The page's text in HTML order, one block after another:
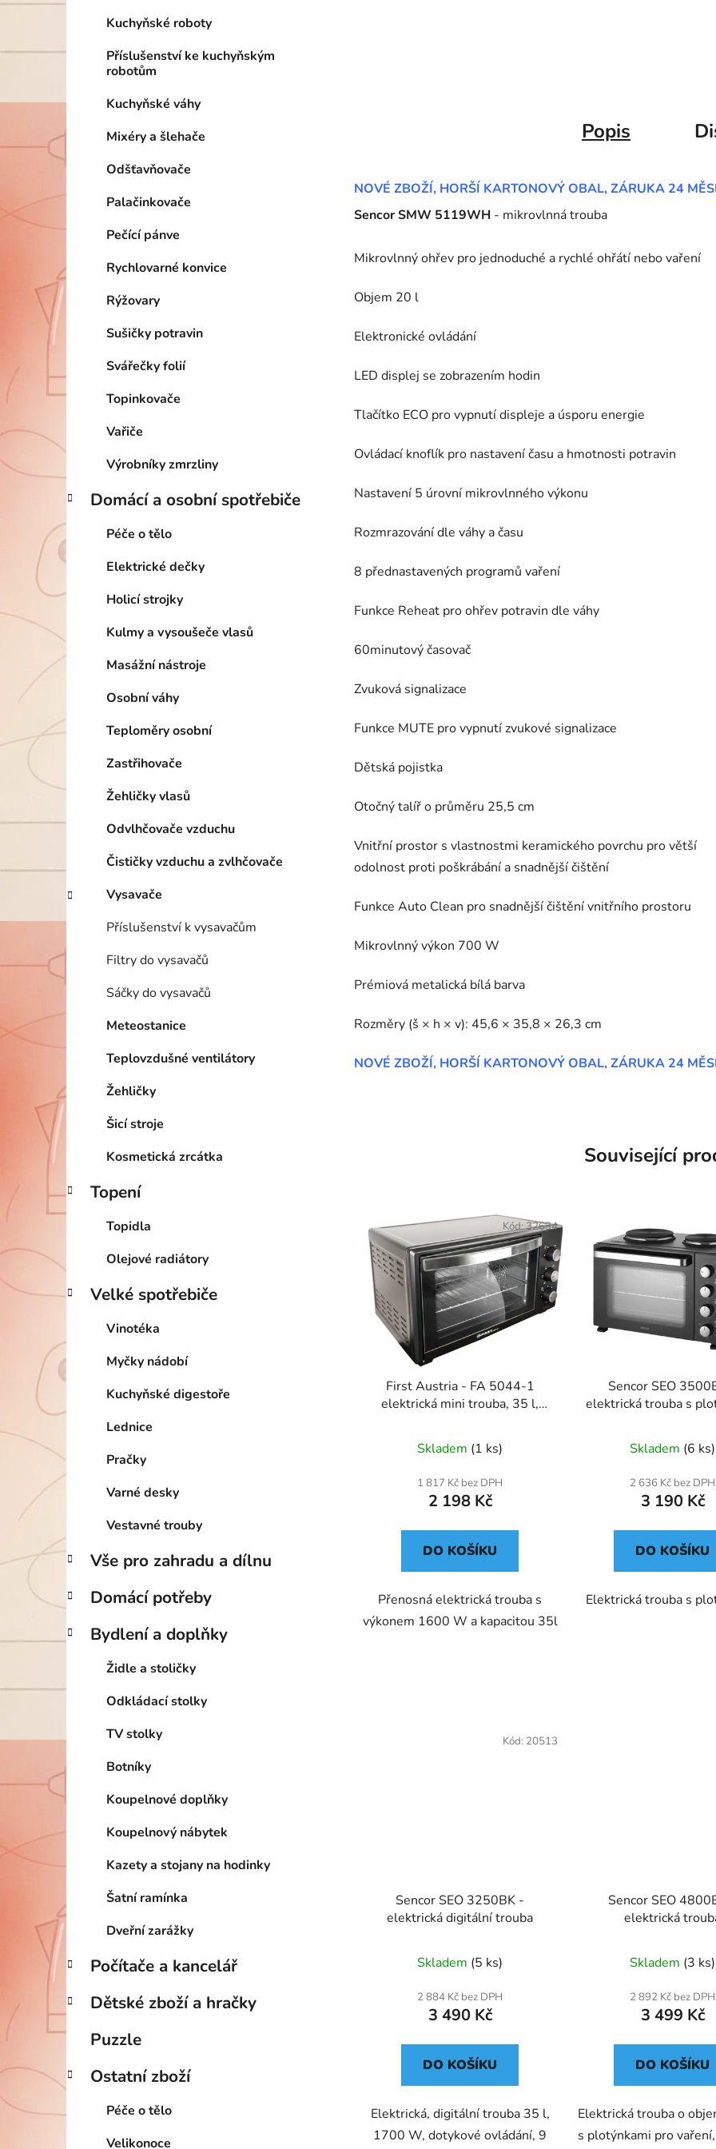
Kuchyňské roboty
Příslušenství ke kuchyňským
robotům
Kuchyňské váhy
Mixéry a šlehače
Odšťavňovače
Palačinkovače
Pečící pánve
Rychlovarné konvice
Rýžovary
Sušičky potravin
Svářečky folií
Topinkovače
Vařiče
Výrobníky zmrzliny
Domácí a osobní spotřebiče
Péče o tělo
Elektrické dečky
Holicí strojky
Kulmy a vysoušeče vlasů
Masážní nástroje
Osobní váhy
Teploměry osobní
Zastřihovače
Žehličky vlasů
Odvlhčovače vzduchu
Čističky vzduchu a zvlhčovače
Vysavače
Příslušenství k vysavačům
Filtry do vysavačů
Sáčky do vysavačů
Meteostanice
Teplovzdušné ventilátory
Žehličky
Šicí stroje
Kosmetická zrcátka
Topení
Topidla
Olejové radiátory
Velké spotřebiče
Vinotéka
Myčky nádobí
Kuchyňské digestoře
Lednice
Pračky
Varné desky
Vestavné trouby
Vše pro zahradu a dílnu
Domácí potřeby
Bydlení a doplňky
Židle a stoličky
Odkládací stolky
TV stolky
Botníky
Koupelnové doplňky
Koupelnový nábytek
Kazety a stojany na hodinky
Šatní ramínka
Dveřní zarážky
Počítače a kancelář
Dětské zboží a hračky
Puzzle
Ostatní zboží
Péče o tělo
Velikonoce
Popis
NOVÉ ZBOŽÍ, HORŠÍ KARTONOVÝ OBAL, ZÁRUKA 24
Sencor SMW 5119WH - mikrovlnná trouba
Mikrovlnný ohřev pro jednoduché a rychlé ohřátí nebo vaření
Objem 20 l
Elektronické ovládání
LED displej se zobrazením hodin
Tlačítko ECO pro vypnutí displeje a úsporu energie
Ovládací knoflík pro nastavení času a hmotnosti potravin
Nastavení 5 úrovní mikrovlnného výkonu
Rozmrazování dle váhy a času
8 přednastavených programů vaření
Funkce Reheat pro ohřev potravin dle váhy
60minutový časovač
Zvuková signalizace
Funkce MUTE pro vypnutí zvukové signalizace
Dětská pojistka
Otočný talíř o průměru 25,5 cm
Vnitřní prostor s vlastnostmi keramického povrchu pro větší
odolnost proti poškrábání a snadnější čištění
Funkce Auto Clean pro snadnější čištění vnitřního prostoru
Mikrovlnný výkon 700 W
Prémiová metalická bílá barva
Rozměry (š × h × v): 45,6 × 35,8 × 26,3 cm
NOVÉ ZBOŽÍ, HORŠÍ KARTONOVÝ OBAL, ZÁRUKA 24
Související
First Austria - FA 5044-1
elektrická mini trouba, 35 l,
Skladem (1 ks)
1 817 Kč bez DPH
2 198 Kč
DO KOŠÍKU
Přenosná elektrická trouba s
výkonem 1600 W a kapacitou 35l
Kód:32634
Sencor SEO
elektrická trouba s
Skladem (6 ks)
2 636 Kč bez DPH
3 190 Kč
DO KOŠÍKU
Elektrická trouba s
Sencor SEO 3250BK -
elektrická digitální trouba
Skladem (5 ks)
2 884 Kč bez DPH
3 490 Kč
DO KOŠÍKU
Elektrická, digitální trouba 35 l,
1700 W, dotykové ovládání, 9
Kód: 20513
Sencor SEO
elektrická
Skladem (3 ks)
2 892 Kč bez DPH
3 499 Kč
DO KOŠÍKU
Elektrická trouba o
s plotýnkami pro